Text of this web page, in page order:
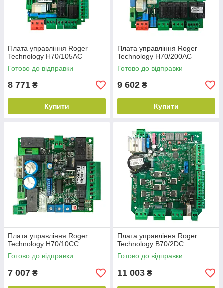
Плата управління Roger
Technology H70/105AC
Готово до відправки
8 771 ₴
Купити
Плата управління Roger
Technology H70/200AC
Готово до відправки
9 602 ₴
Купити
Плата управління Roger
Technology H70/10CC
Готово до відправки
7 007 ₴
Плата управління Roger
Technology B70/2DC
Готово до відправки
11 003 ₴